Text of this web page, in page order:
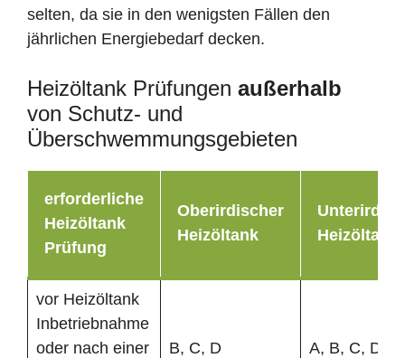
selten, da sie in den wenigsten Fällen den
jährlichen Energiebedarf decken.
Heizöltank Prüfungen außerhalb
von Schutz- und
Überschwemmungsgebieten
erforderliche
Heizöltank
Prüfung
Oberirdischer
Heizöltank
Heizöltank
vor Heizöltank
Inbetriebnahme
oder nach einer
B, C, D A, B, C, D